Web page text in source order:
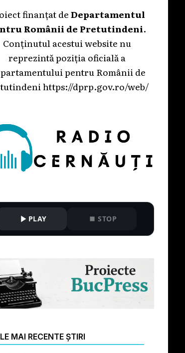
finanțat deDepartamentul
Românii de Pretutindeni.
Conținutul acestui website nu
reprezintă poziția oficială a
pentru Românii de
https://dprp.gov.ro/web/
PLAY STOP
MAI RECENTE ȘTIRI